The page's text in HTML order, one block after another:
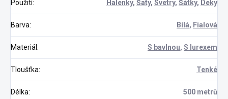
Použití: Halenky, Šaty, Svetry, Šátky, Deky
Barva: Bílá, Fialová
Materiál: S bavlnou, S lurexem
Tloušťka: Tenké
Délka: 500 metrů